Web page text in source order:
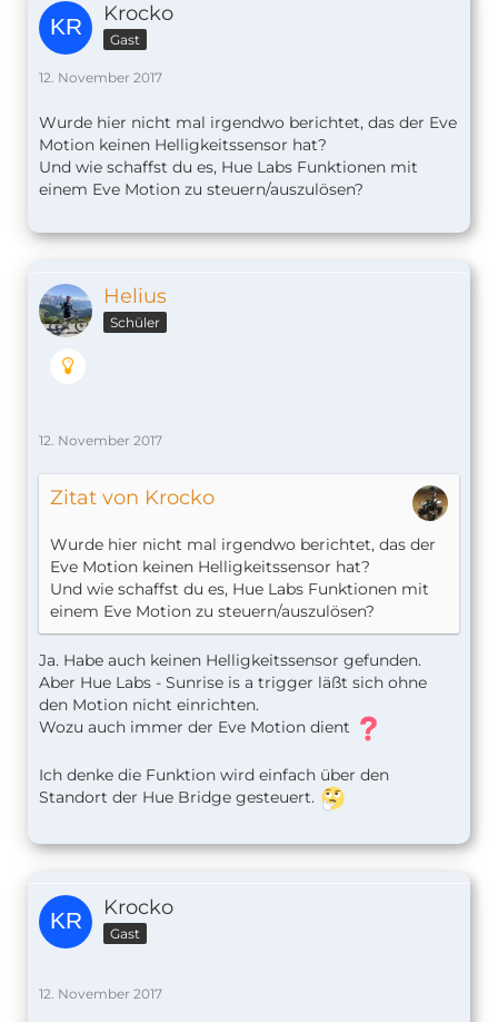
Krocko
Gast
12. November 2017
Wurde hier nicht mal irgendwo berichtet, das der Eve
Motion keinen Helligkeitssensor hat?
Und wie schaffst du es, Hue Labs Funktionen mit
einem Eve Motion zu steuern/auszulösen?
Helius
Schüler
12. November 2017
Zitat von Krocko
Wurde hier nicht mal irgendwo berichtet, das der
Eve Motion keinen Helligkeitssensor hat?
Und wie schaffst du es, Hue Labs Funktionen mit
einem Eve Motion zu steuern/auszulösen?
Ja. Habe auch keinen Helligkeitssensor gefunden.
Aber Hue Labs - Sunrise is a trigger läßt sich ohne
den Motion nicht einrichten.
Wozu auch immer der Eve Motion dient
Ich denke die Funktion wird einfach über den
Standort der Hue Bridge gesteuert.
Krocko
Gast
12. November 2017